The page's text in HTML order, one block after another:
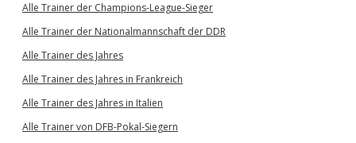
Alle Trainer der Champions-League-Sieger
Alle Trainer der Nationalmannschaft der DDR
Alle Trainer des Jahres
Alle Trainer des Jahres in Frankreich
Alle Trainer des Jahres in Italien
Alle Trainer von DFB-Pokal-Siegern